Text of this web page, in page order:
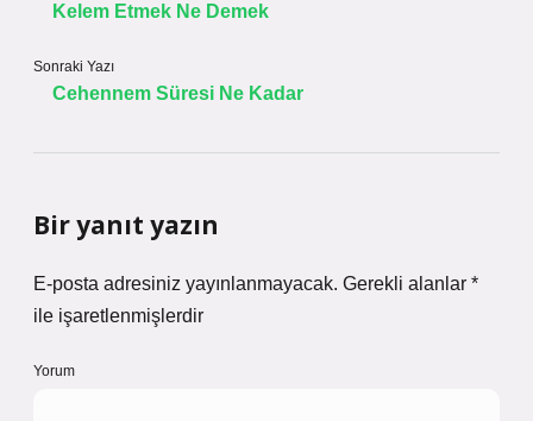
Kelem Etmek Ne Demek
Sonraki Yazı
Cehennem Süresi Ne Kadar
Bir yanıt yazın
E-posta adresiniz yayınlanmayacak. Gerekli alanlar *
ile işaretlenmişlerdir
Yorum